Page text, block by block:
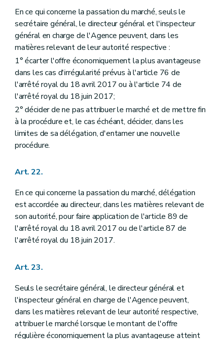
En ce qui concerne la passation du marché, seuls le
secrétaire général, le directeur général et l'inspecteur
général en charge de l'Agence peuvent, dans les
matières relevant de leur autorité respective :
1° écarter l'offre économiquement la plus avantageuse
dans les cas d'irrégularité prévus à l'article 76 de
l'arrêté royal du 18 avril 2017 ou à l'article 74 de
l'arrêté royal du 18 juin 2017;
2° décider de ne pas attribuer le marché et de mettre fin
à la procédure et, le cas échéant, décider, dans les
limites de sa délégation, d'entamer une nouvelle
procédure.
Art. 22.
En ce qui concerne la passation du marché, délégation
est accordée au directeur, dans les matières relevant de
son autorité, pour faire application de l'article 89 de
l'arrêté royal du 18 avril 2017 ou de l'article 87 de
l'arrêté royal du 18 juin 2017.
Art. 23.
Seuls le secrétaire général, le directeur général et
l'inspecteur général en charge de l'Agence peuvent,
dans les matières relevant de leur autorité respective,
attribuer le marché lorsque le montant de l'offre
régulière économiquement la plus avantageuse atteint